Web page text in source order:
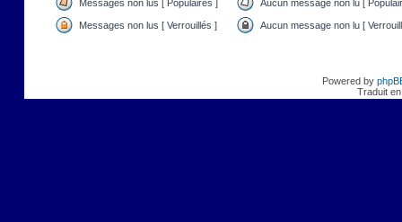
Messages non lus [ Populaires ] Aucun message non lu [
Messages non lus [ Verrouillés ] Aucun message non lu [
Powered by
Traduit